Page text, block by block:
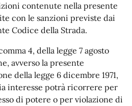
contenute nella presente
con le sanzioni previste dai
Codice della Strada.
4, della legge 7 agosto
avverso la presente
della legge 6 dicembre 1971,
interesse potrà ricorrere per
di potere o per violazione di